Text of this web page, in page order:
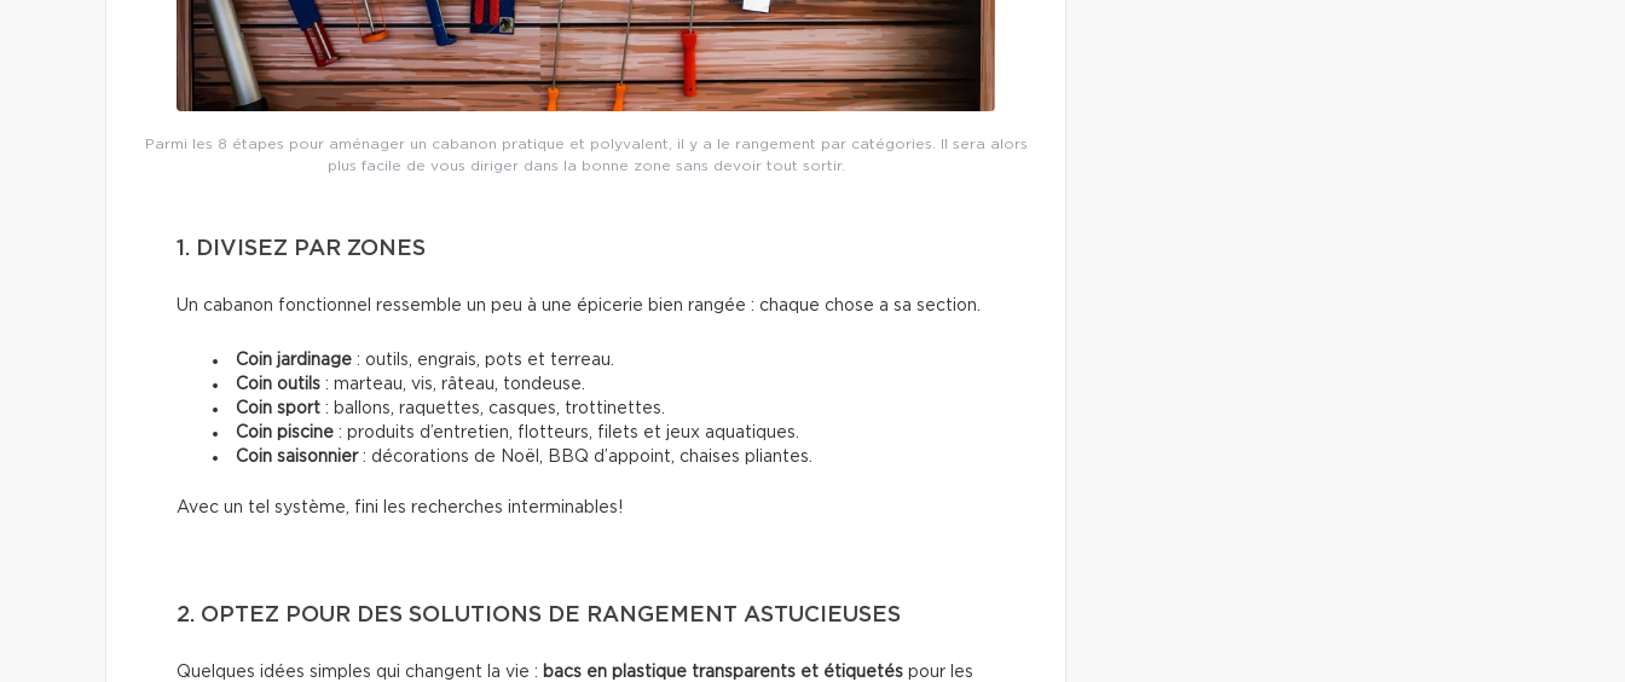
Parmi les 8 étapes pour aménager un cabanon pratique et polyvalent, il y a le rangement par catégories. Il sera alors
plus facile de vous diriger dans la bonne zone sans devoir tout sortir.
1. DIVISEZ PAR ZONES
Un cabanon fonctionnel ressemble un peu à une épicerie bien rangée : chaque chose a sa section.
Coin jardinage : outils, engrais, pots et terreau.
Coin outils : marteau, vis, râteau, tondeuse.
Coin sport : ballons, raquettes, casques, trottinettes.
Coin piscine : produits d’entretien, flotteurs, filets et jeux aquatiques.
Coin saisonnier: décorations de Noël, BBQ d’appoint, chaises pliantes.
Avec un tel système, fini les recherches interminables!
2. OPTEZ POUR DES SOLUTIONS DE RANGEMENT ASTUCIEUSES
Quelques idées simples qui changent la vie : bacs en plastique transparents et étiquetés pour les